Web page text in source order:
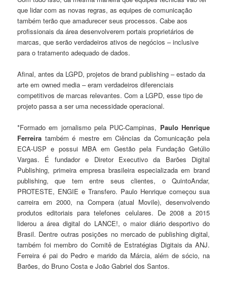
que lidar com as novas regras, as equipes de comunicação
também terão que amadurecer seus processos. Cabe aos
profissionais da área desenvolverem portais proprietários de
marcas, que serão verdadeiros ativos de negócios – inclusive
para o tratamento adequado de dados.
Afinal, antes da LGPD, projetos de brand publishing – estado da
arte em owned media – eram verdadeiros diferenciais
competitivos de marcas relevantes. Com a LGPD, esse tipo de
projeto passa a ser uma necessidade operacional.
*Formado em jornalismo pela PUC-Campinas, Paulo Henrique
Ferreira também é mestre em Ciências da Comunicação pela
ECA-USP e possui MBA em Gestão pela Fundação Getúlio
Vargas. É fundador e Diretor Executivo da Barões Digital
Publishing, primeira empresa brasileira especializada em brand
publishing, que tem entre seus clientes, o QuintoAndar,
PROTESTE, ENGIE e Transfero. Paulo Henrique começou sua
carreira em 2000, na Compera (atual Movile), desenvolvendo
produtos editoriais para telefones celulares. De 2008 a 2015
liderou a área digital do LANCE!, o maior diário desportivo do
Brasil. Dentre outras posições no mercado de publishing digital,
também foi membro do Comitê de Estratégias Digitais da ANJ.
Ferreira é pai do Pedro e marido da Márcia, além de sócio, na
Barões, do Bruno Costa e João Gabriel dos Santos.